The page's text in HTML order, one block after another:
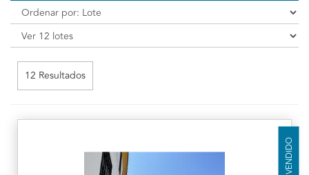
12 Resultados
VENDIDO